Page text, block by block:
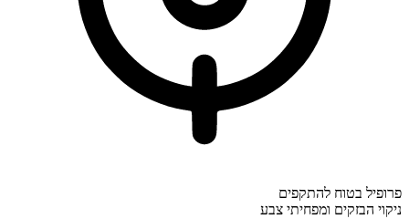
פרופיל בטוח להתקפים
ניקוי הבזקים ומפחיתי צבע